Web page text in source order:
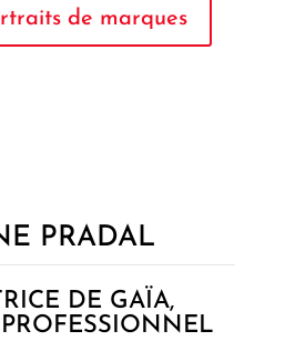
de marques
PRADAL
DE GAÏA,